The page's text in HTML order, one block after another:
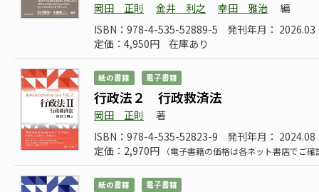
岡田 正則 金井 利之 幸田 雅治
編
ISBN：978-4-535-52889-5
発刊年月： 2026.03
定価：4,950円
在庫あり
紙の書籍 電子書籍
行政法２ 行政救済法
岡田 正則
著
ISBN：978-4-535-52823-9
発刊年月： 2024.08
定価：2,970円
（電子書籍の価格は各ネット書店でご
紙の書籍 電子書籍